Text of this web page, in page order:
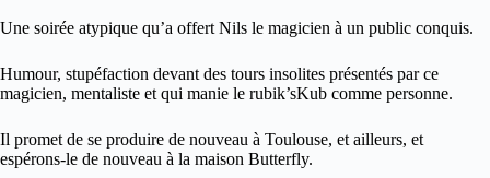
Une soirée atypique qu’a offert Nils le magicien à un public conquis.
Humour, stupéfaction devant des tours insolites présentés par ce
magicien, mentaliste et qui manie le rubik’sKub comme personne.
Il promet de se produire de nouveau à Toulouse, et ailleurs, et
espérons-le de nouveau à la maison Butterfly.